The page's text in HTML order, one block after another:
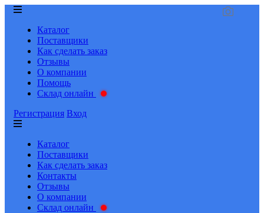
Каталог
Поставщики
Как сделать заказ
Отзывы
О компании
Помощь
Склад онлайн
Регистрация Вход
Каталог
Поставщики
Как сделать заказ
Контакты
Отзывы
О компании
Склад онлайн